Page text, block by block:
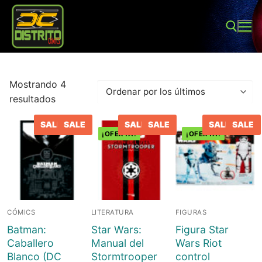
contenido
Buscar:
Inicio
Tienda
Juegos de mesa
Sobre Nosotros
Mostrando 4
resultados
Ordenado
últimos
CÓMICS
SALE SALE
Batman:
Caballero
Blanco (DC
¡OFERTA!
LITERATURA
SALE SALE
Star Wars:
Manual del
Stormtrooper
¡OFERTA!
FIGURAS
SALE SALE
Figura Star
Wars Riot
control